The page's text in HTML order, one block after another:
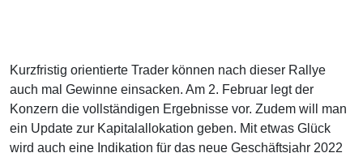
Kurzfristig orientierte Trader können nach dieser Rallye
auch mal Gewinne einsacken. Am 2. Februar legt der
Konzern die vollständigen Ergebnisse vor. Zudem will man
ein Update zur Kapitalallokation geben. Mit etwas Glück
wird auch eine Indikation für das neue Geschäftsjahr 2022